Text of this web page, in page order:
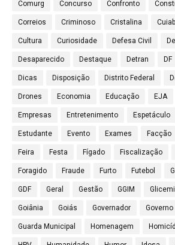
Comurg Concurso Confronto
Correios Criminoso Cristalina
Cultura Curiosidade Defesa Civil
Desaparecido Destaque Detran DF
Dicas Disposição Distrito Federal
Drones Economia Educação EJA
Empresas Entretenimento Espetáculo
Estudante Evento Exames Facção
Feira Festa Fígado Fiscalização
Foragido Fraude Furto Futebol
GDF Geral Gestão GGIM
Goiânia Goiás Governador Governo
Guarda Municipal Homenagem